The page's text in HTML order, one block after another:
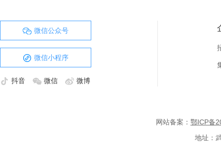
微信公众号
微信小程序
抖音 微信 微博
网站备案： 鄂ICP备
地址：